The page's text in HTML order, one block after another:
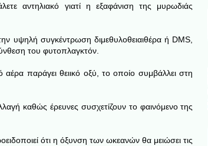
αντηλιακό γιατί η εξαφάνιση της μυρωδιάς
υψηλή συγκέντρωση διμεθυλοθειαιθέρα ή DMS,
του φυτοπλαγκτόν.
παράγει θειικό οξύ, το οποίο συμβάλλει στη
καθώς έρευνες συσχετίζουν το φαινόμενο της
ότι η όξυνση των ωκεανών θα μειώσει τις